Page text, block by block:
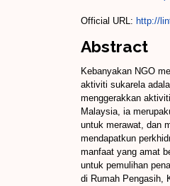
Official URL: http://
Abstract
Kebanyakan NGO
aktiviti sukarela
menggerakkan
Malaysia, ia
untuk merawat, dan
mendapatkun
manfaat yang amat
untuk pemulihan
di Rumah Pengasih,